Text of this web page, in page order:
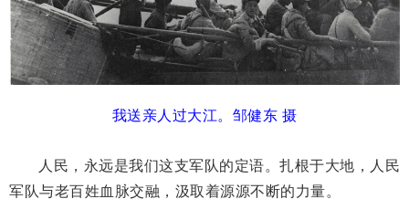
我送亲人过大江。邹健东 摄
人民，永远是我们这支军队的定语。扎根于大地，人民
军队与老百姓血脉交融，汲取着源源不断的力量。